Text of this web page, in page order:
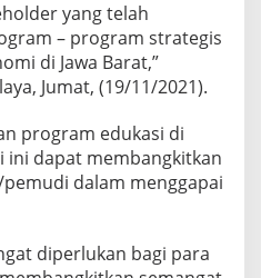
yang telah
– program strategis
di Jawa Barat,”
Jumat, (19/11/2021).
program edukasi di
dapat membangkitkan
dalam menggapai
diperlukan bagi para